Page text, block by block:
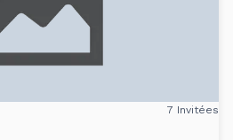
7 Invitées